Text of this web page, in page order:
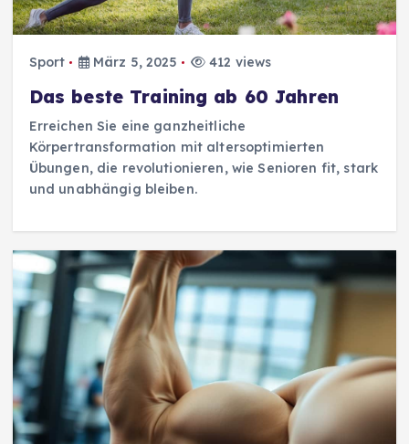
Sport März 5, 2025 412 views
Das beste Training ab 60 Jahren
Erreichen Sie eine ganzheitliche
Körpertransformation mit altersoptimierten
Übungen, die revolutionieren, wie Senioren fit, stark
und unabhängig bleiben.